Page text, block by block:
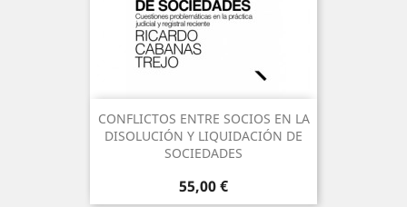
CONFLICTOS ENTRE SOCIOS EN LA
DISOLUCIÓN Y LIQUIDACIÓN DE
SOCIEDADES
Precio
55,00 €